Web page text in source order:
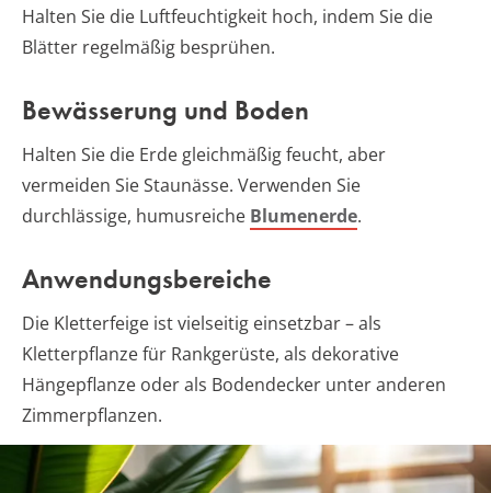
Halten Sie die Luftfeuchtigkeit hoch, indem Sie die
Blätter regelmäßig besprühen.
Bewässerung und Boden
Halten Sie die Erde gleichmäßig feucht, aber
vermeiden Sie Staunässe. Verwenden Sie
durchlässige, humusreiche Blumenerde.
Anwendungsbereiche
Die Kletterfeige ist vielseitig einsetzbar – als
Kletterpflanze für Rankgerüste, als dekorative
Hängepflanze oder als Bodendecker unter anderen
Zimmerpflanzen.